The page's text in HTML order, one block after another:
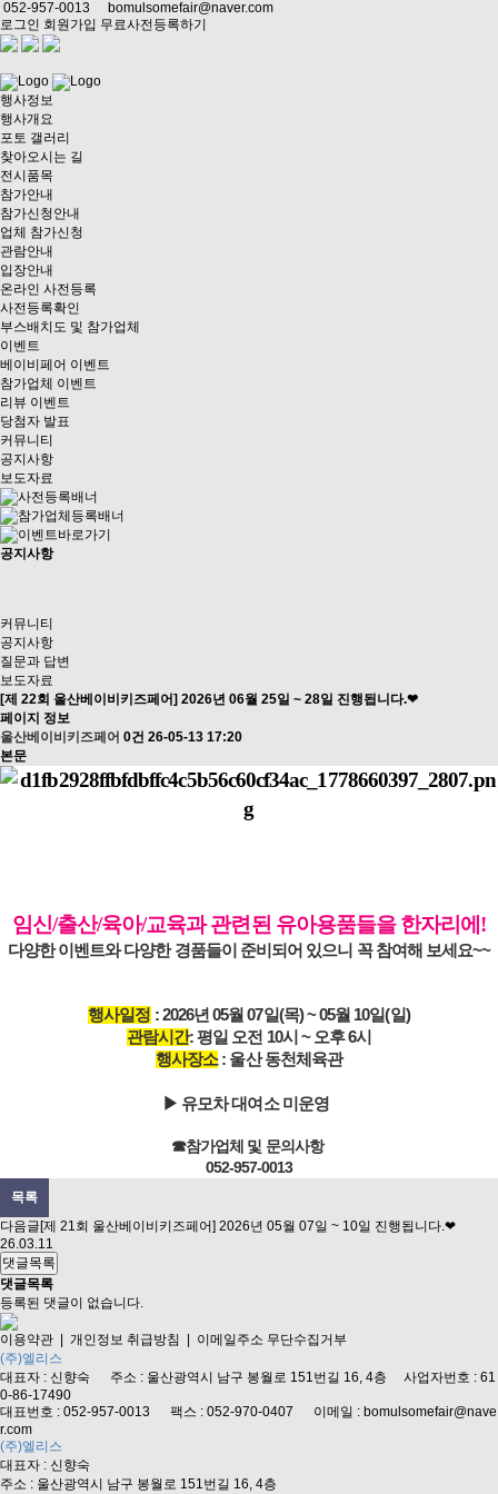
052-957-0013
bomulsomefair@naver.com
로그인 회원가입 무료사전등록하기
행사정보
행사개요
포토 갤러리
찾아오시는 길
전시품목
참가안내
참가신청안내
업체 참가신청
관람안내
입장안내
온라인 사전등록
사전등록확인
부스배치도 및 참가업체
이벤트
베이비페어 이벤트
참가업체 이벤트
리뷰 이벤트
당첨자 발표
커뮤니티
공지사항
보도자료
공지사항
커뮤니티
공지사항
질문과 답변
보도자료
[제 22회 울산베이비키즈페어] 2026년 06월 25일 ~ 28일 진행됩니다.❤
페이지 정보
울산베이비키즈페어 0건 26-05-13 17:20
본문
임신/출산/육아/교육과 관련된 유아용품들을한자리에!
다양한 이벤트와 다양한 경품들이 준비되어 있으니 꼭 참여해 보세요~~
행사일정 : 2026년 05월 07일(목) ~ 05월 10일(일)
관람시간: 평일 오전 10시 ~ 오후 6시
행사장소: 울산 동천체육관
▶ 유모차 대여소 미운영
☎참가업체 및 문의사항
052-957-0013
목록
다음글 [제 21회 울산베이비키즈페어] 2026년 05월 07일 ~ 10일 진행됩니다.❤
26.03.11
댓글목록
댓글목록
등록된 댓글이 없습니다.
이용약관 개인정보 취급방침
이메일주소 무단수집거부
(주)엘리스
대표자 : 신향숙 주소 : 울산광역시 남구 봉월로 151번길 16, 4층 사업자번호 : 61
0-86-17490
대표번호 : 052-957-0013 팩스 : 052-970-0407 이메일 : bomulsomefair@nave
r.com
(주)엘리스
대표자 : 신향숙
주소 : 울산광역시 남구 봉월로 151번길 16, 4층